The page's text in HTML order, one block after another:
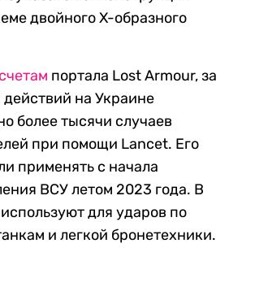
двойного X-образного
портала Lost Armour, за
на Украине
более тысячи случаев
при помощи Lancet. Его
применять с начала
ВСУ летом 2023 года. В
для ударов по
и легкой бронетехники.